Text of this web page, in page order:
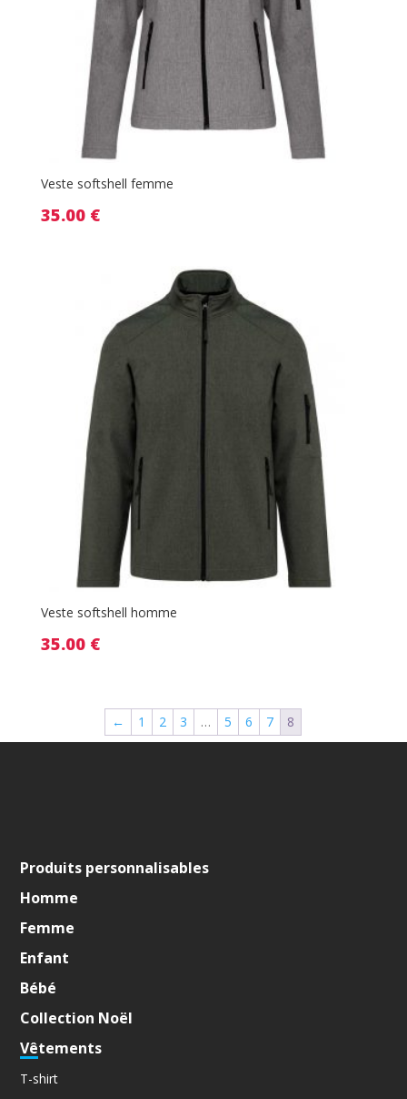
Veste softshell femme
35.00 €
Veste softshell homme
35.00 €
← 1 2 3 … 5 6 7 8
Produits personnalisables
Homme
Femme
Enfant
Bébé
Collection Noël
Vêtements
T-shirt